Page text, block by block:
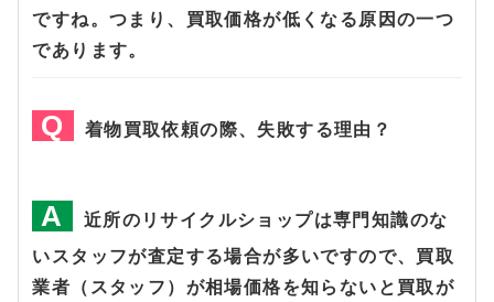
ですね。つまり、買取価格が低くなる原因の一つ
であります。
着物買取依頼の際、失敗する理由？
近所のリサイクルショップは専門知識のな
いスタッフが査定する場合が多いですので、買取
業者（スタッフ）が相場価格を知らないと買取が